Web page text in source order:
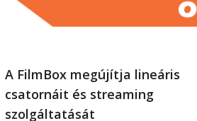
A FilmBox megújítja lineáris
csatornáit és streaming
szolgáltatását